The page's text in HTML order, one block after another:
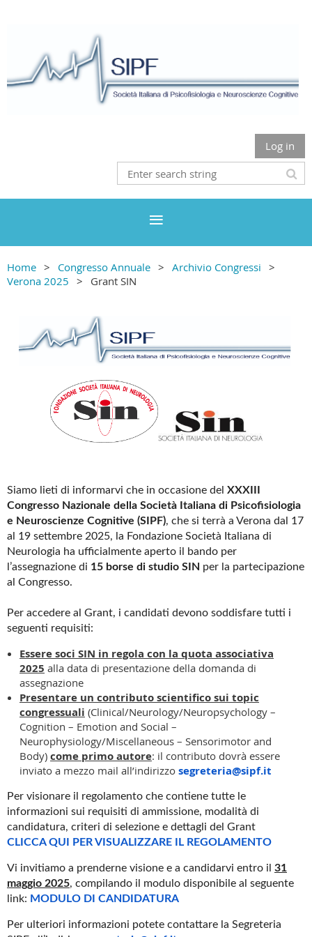
Log in
Home Congresso Annuale
Archivio Congressi
Verona 2025
Grant SIN
Siamo lieti di informarvi che in occasione del XXXIII
Congresso Nazionale della Società Italiana di Psicofisiologia
e Neuroscienze Cognitive (SIPF), che si terrà a Verona dal 17
al 19 settembre 2025, la Fondazione Società Italiana di
Neurologia ha ufficialmente aperto il bando per
l’assegnazione di 15 borse di studio SIN per la partecipazione
al Congresso.
Per accedere al Grant, i candidati devono soddisfare tutti i
seguenti requisiti:
Essere soci SIN in regola con la quota associativa
2025 alla data di presentazione della domanda di
assegnazione
Presentare un contributo scientifico sui topic
congressuali (Clinical/Neurology/Neuropsychology –
Cognition – Emotion and Social –
Neurophysiology/Miscellaneous – Sensorimotor and
Body) come primo autore: il contributo dovrà essere
inviato a mezzo mail all’indirizzo segreteria@sipf.it
Per visionare il regolamento che contiene tutte le
informazioni sui requisiti di ammissione, modalità di
candidatura, criteri di selezione e dettagli del Grant
CLICCA QUI PER VISUALIZZARE IL REGOLAMENTO
Vi invitiamo a prenderne visione e a candidarvi entro il 31
maggio 2025, compilando il modulo disponibile al seguente
link: MODULO DI CANDIDATURA
Per ulteriori informazioni potete contattare la Segreteria